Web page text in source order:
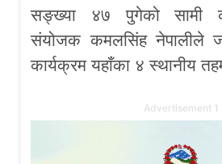
सङ्ख्या ४७ पुगेको सामी
संयोजक कमलसिंह नेपालीले
कार्यक्रम यहाँका ४ स्थानीय
Advertisement 1